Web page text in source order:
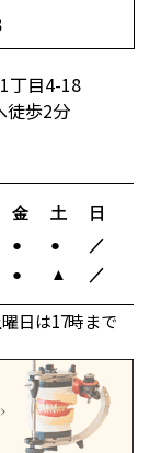
丁目4-18
徒歩2分
金 土 日
● ● ／
● ▲ ／
日は17時まで